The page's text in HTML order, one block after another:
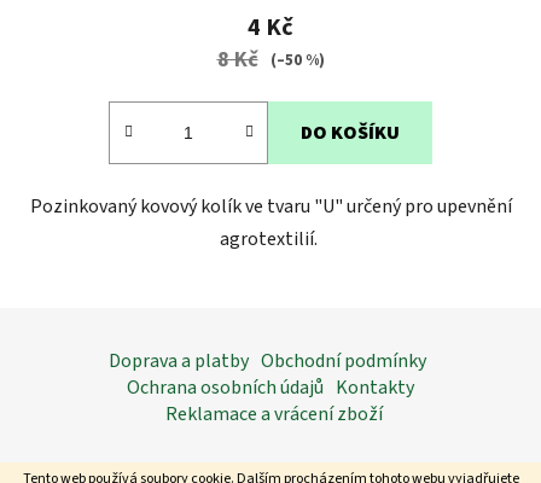
produktu
je
4 Kč
8 Kč (–50 %)
DO KOŠÍKU
Pozinkovaný kovový kolík ve tvaru "U" určený pro upevnění
agrotextilií.
Doprava a platby Obchodní podmínky
Ochrana osobních údajů Kontakty
Reklamace a vrácení zboží